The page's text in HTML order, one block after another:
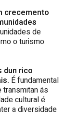
crecemento
de
o turismo
dun rico
É fundamental
ás
cultural é
a diversidade